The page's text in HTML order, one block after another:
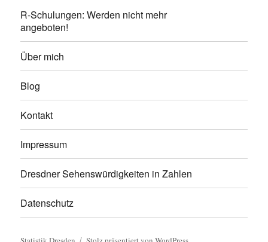
R-Schulungen: Werden nicht mehr
angeboten!
Über mich
Blog
Kontakt
Impressum
Dresdner Sehenswürdigkeiten in Zahlen
Datenschutz